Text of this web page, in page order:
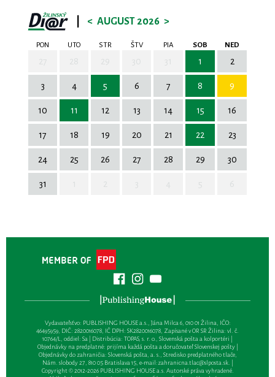
< AUGUST 2026 >
PON UTO STR ŠTV PIA SOB NED
1 2
3 4 5 6 7 8 9
10 11 12 13 14 15 16
17 18 19 20 21 22 23
24 25 26 27 28 29 30
31
Vydavateľsťvo: PUBLISHING HOUSE a.s., Jána Milca 6, 010 01 Žilina, IČO:
46495959, DIČ: 2820016078, IČ DPH: SK2820016078, Zapísané v OR SR Žilina: vl. č.
10764/L, oddiel: Sa | Distribúcia: TOPAS, s. r. o., Slovenská pošta a kolportéri |
Objednávky na predplatné: prijíma každá pošta a doručovateľ Slovenskej pošty |
Objednávky do zahraničia: Slovenská pošta, a. s., Stredisko predplatného tlače,
Nám. slobody 27, 810 05 Bratislava 15, e-mail:zahranicna.tlac@slposta.sk. |
Copyright © 2012-2026 PUBLISHING HOUSE a.s. Autorské práva vyhradené.